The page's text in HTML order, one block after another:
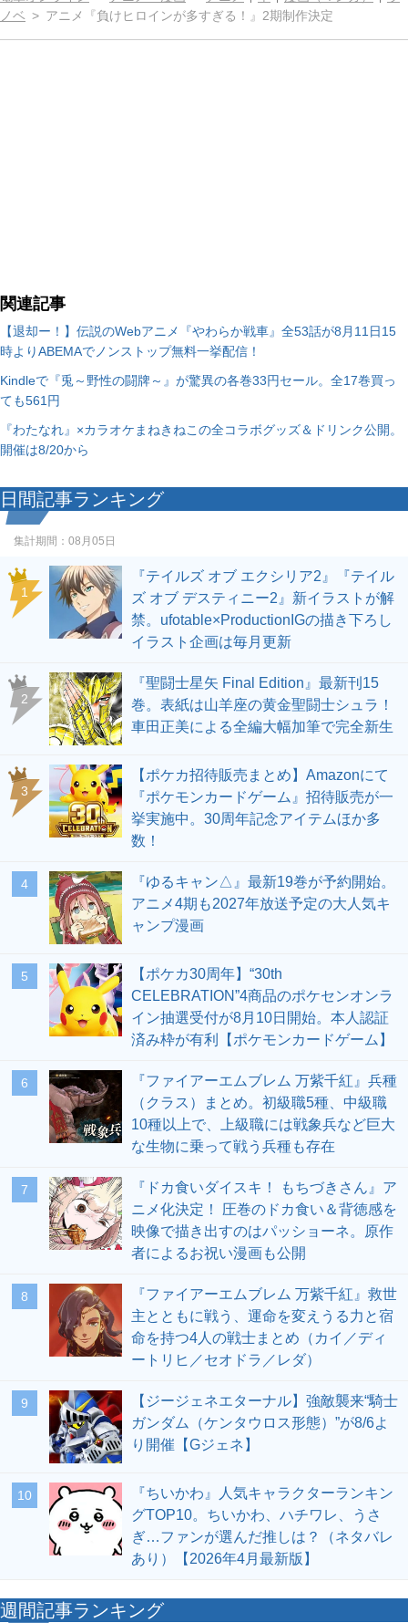
ノベ
アニメ『負けヒロインが多すぎる！』2期制作決定
関連記事
【退却ー！】伝説のWebアニメ『やわらか戦車』全53話が8月11日15
時よりABEMAでノンストップ無料一挙配信！
Kindleで『兎～野性の闘牌～』が驚異の各巻33円セール。全17巻買っ
ても561円
『わたなれ』×カラオケまねきねこの全コラボグッズ＆ドリンク公開。
開催は8/20から
日間記事ランキング
集計期間： 08月05日
1
『テイルズ オブ エクシリア2』『テイル
ズ オブ デスティニー2』新イラストが解
禁。ufotable×ProductionIGの描き下ろし
イラスト企画は毎月更新
2
『聖闘士星矢 Final Edition』最新刊15
巻。表紙は山羊座の黄金聖闘士シュラ！
車田正美による全編大幅加筆で完全新生
3
【ポケカ招待販売まとめ】Amazonにて
『ポケモンカードゲーム』招待販売が一
挙実施中。30周年記念アイテムほか多
数！
4
『ゆるキャン△』最新19巻が予約開始。
アニメ4期も2027年放送予定の大人気キ
ャンプ漫画
5
【ポケカ30周年】“30th
CELEBRATION”4商品のポケセンオンラ
イン抽選受付が8月10日開始。本人認証
済み枠が有利【ポケモンカードゲーム】
6
『ファイアーエムブレム 万紫千紅』兵種
（クラス）まとめ。初級職5種、中級職
10種以上で、上級職には戦象兵など巨大
な生物に乗って戦う兵種も存在
7
『ドカ食いダイスキ！ もちづきさん』ア
ニメ化決定！ 圧巻のドカ食い＆背徳感を
映像で描き出すのはパッショーネ。原作
者によるお祝い漫画も公開
8
『ファイアーエムブレム 万紫千紅』救世
主とともに戦う、運命を変えうる力と宿
命を持つ4人の戦士まとめ（カイ／ディ
ートリヒ／セオドラ／レダ）
9
【ジージェネエターナル】強敵襲来“騎士
ガンダム（ケンタウロス形態）”が8/6よ
り開催【Gジェネ】
10
『ちいかわ』人気キャラクターランキン
グTOP10。ちいかわ、ハチワレ、うさ
ぎ…ファンが選んだ推しは？（ネタバレ
あり）【2026年4月最新版】
週間記事ランキング